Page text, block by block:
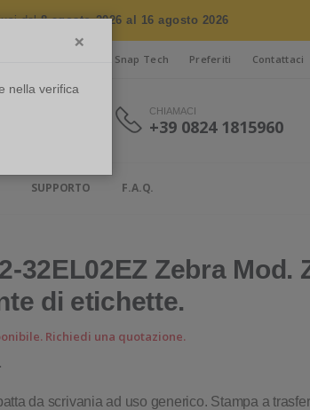
dal8 agosto 2026 al 16 agosto 2026
Snap Tech Preferiti Contattaci
CHIAMACI
+39 0824 1815960
SUPPORTO F.A.Q.
32EL02EZ Zebra Mod.
di etichette.
Richiedi una quotazione.
da scrivania ad uso generico. Stampa a
×
nella verifica